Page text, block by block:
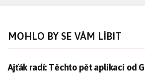
MOHLO BY SE VÁM LÍBIT
Ajťák radí: Těchto pět aplikací od
Ajťák radí: Těchto pět aplikací od